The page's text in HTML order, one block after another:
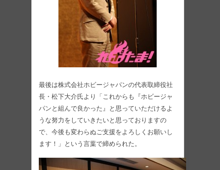
最後は株式会社ホビージャパンの代表取締役社
長・松下大介氏より「これからも『ホビージャ
パンと組んで良かった』と思っていただけるよ
うな努力をしていきたいと思っておりますの
で、今後も変わらぬご支援をよろしくお願いし
ます！」という言葉で締められた。